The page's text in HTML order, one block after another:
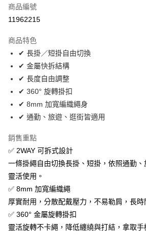
超商取貨付款
運送方式
全家取貨付款
每筆NT$60，滿NT$390(含以上)免運費
7-11取貨付款
每筆NT$60，滿NT$390(含以上)免運費
宅配
每筆NT$55，滿NT$390(含以上)免運費
國際配送
商品編號
11962215
商品特色
✔ 長掛／短掛自由切換
✔ 金屬快拆結構
✔ 長度自由調整
✔ 360° 旋轉掛扣
✔ 8mm 加寬編織繩身
✔ 通勤、旅遊、逛街皆適用
銷售重點
✅ 2WAY 可拆式設計
一條掛繩自由切換長掛、短掛，依照通勤
靈活使用。
✅ 8mm 加寬編織繩
厚實耐用，分散配戴壓力，不易勒肩，長時
✅ 360° 金屬旋轉掛扣
靈活旋轉不卡繩，降低纏繞與打結，拿取手